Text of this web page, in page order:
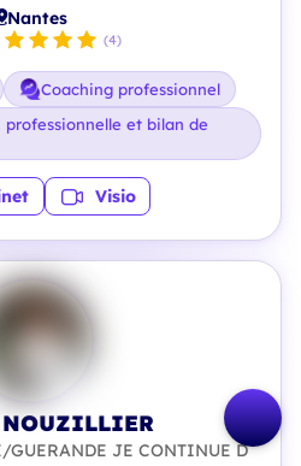
Nantes
(4)
Coaching professionnel
et bilan de
Visio
GUERANDE JE CONTINUE D